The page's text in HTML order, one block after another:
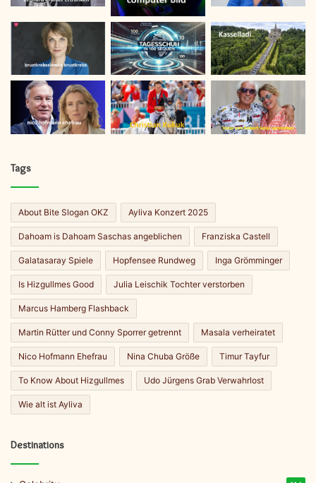
Tags
About Bite Slogan OKZ Ayliva Konzert 2025
Dahoam is Dahoam Saschas angeblichen Franziska Castell
Galatasaray Spiele Hopfensee Rundweg Inga Grömminger
Is Hizgullmes Good Julia Leischik Tochter verstorben
Marcus Hamberg Flashback
Martin Rütter und Conny Sporrer getrennt Masala verheiratet
Nico Hofmann Ehefrau Nina Chuba Größe Timur Tayfur
To Know About Hizgullmes Udo Jürgens Grab Verwahrlost
Wie alt ist Ayliva
Destinations